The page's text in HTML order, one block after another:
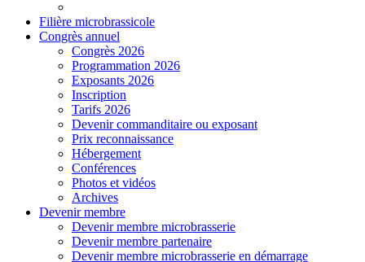
Filière microbrassicole
Congrès annuel
Congrès 2026
Programmation 2026
Exposants 2026
Inscription
Tarifs 2026
Devenir commanditaire ou exposant
Prix reconnaissance
Hébergement
Conférences
Photos et vidéos
Archives
Devenir membre
Devenir membre microbrasserie
Devenir membre partenaire
Devenir membre microbrasserie en démarrage